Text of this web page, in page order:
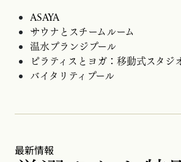
ASAYA
サウナとスチームルーム
温水プランジプール
ピラティスとヨガ：移動式スタジ
バイタリティプール
最新情報